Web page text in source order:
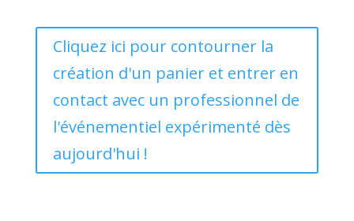
Cliquez ici pour contourner la
création d'un panier et entrer en
contact avec un professionnel de
l'événementiel expérimenté dès
aujourd'hui !